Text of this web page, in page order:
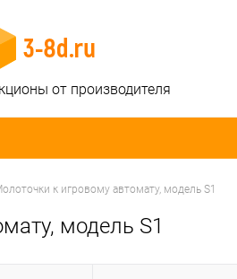
от производителя
к игровому автомату, модель S1
модель S1